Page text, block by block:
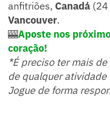
anfitriões, Canadá (24
Vancouver.
🎰Aposte nos
coração!
*É preciso ter mais
de qualquer
Jogue de forma